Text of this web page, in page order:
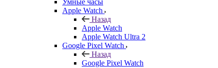
Умные часы
Apple Watch
Назад
Apple Watch
Apple Watch Ultra 2
Google Pixel Watch
Назад
Google Pixel Watch